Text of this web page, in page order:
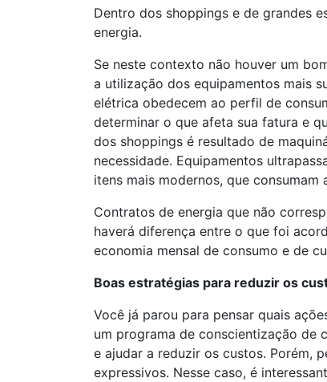
Dentro dos shoppings e de grandes
energia.
Se neste contexto não houver um
a utilização dos equipamentos mais
elétrica obedecem ao perfil de
determinar o que afeta sua fatura e
dos shoppings é resultado de
necessidade. Equipamentos
itens mais modernos, que
Contratos de energia que não
haverá diferença entre o que foi
economia mensal de consumo e de
Boas estratégias para reduzir os
Você já parou para pensar quais
um programa de conscientização de
e ajudar a reduzir os custos. Porém,
expressivos. Nesse caso, é